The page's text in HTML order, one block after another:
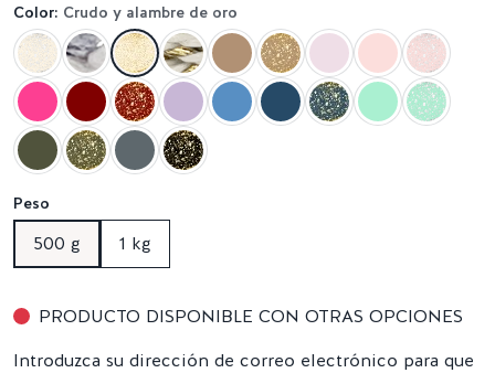
Color: Crudo y alambre de oro
Peso
500 g 1 kg
PRODUCTO DISPONIBLE CON OTRAS OPCIONES
Introduzca su dirección de correo electrónico para que